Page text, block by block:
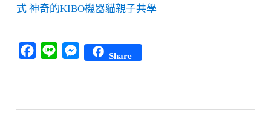
式 神奇的KIBO機器貓親子共學
Facebook
Line Messenger
Share